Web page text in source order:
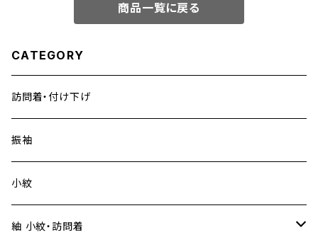
商品一覧に戻る
CATEGORY
訪問着・付け下げ
振袖
小紋
紬 小紋・訪問着